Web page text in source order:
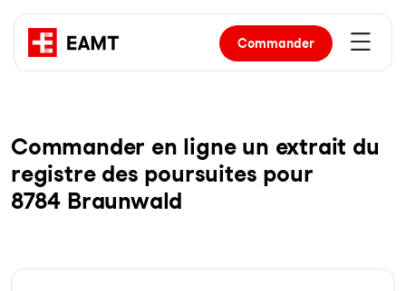
Commander
Com­man­der en li­gne un ex­trait du
re­gist­re des pour­sui­tes pour
8784 Braunwald